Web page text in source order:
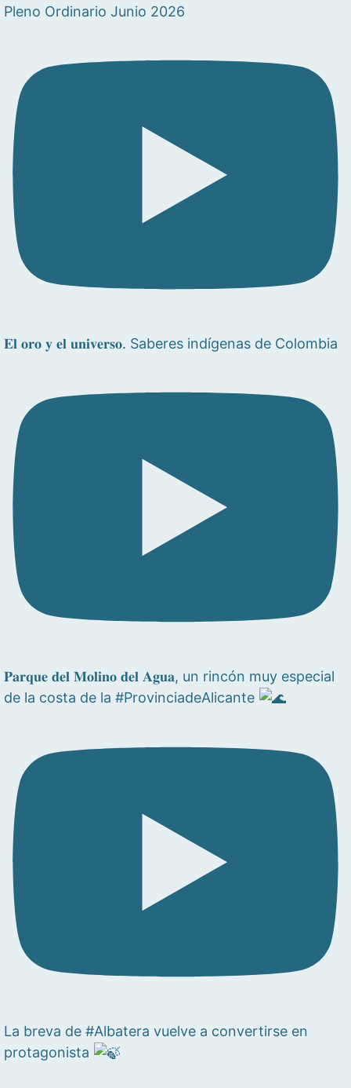
Pleno Ordinario Junio 2026
𝐄𝐥 𝐨𝐫𝐨 𝐲 𝐞𝐥 𝐮𝐧𝐢𝐯𝐞𝐫𝐬𝐨. Saberes indígenas de Colombia
𝐏𝐚𝐫𝐪𝐮𝐞 𝐝𝐞𝐥 𝐌𝐨𝐥𝐢𝐧𝐨 𝐝𝐞𝐥 𝐀𝐠𝐮𝐚, un rincón muy especial
de la costa de la #ProvinciadeAlicante
La breva de #Albatera vuelve a convertirse en
protagonista